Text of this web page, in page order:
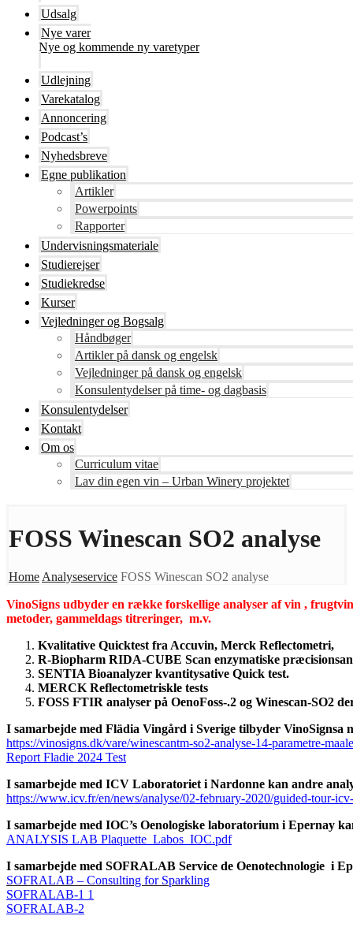
Udsalg
Nye varer
Nye og kommende ny varetyper
Udlejning
Varekatalog
Annoncering
Podcast’s
Nyhedsbreve
Egne publikation
Artikler
Powerpoints
Rapporter
Undervisningsmateriale
Studierejser
Studiekredse
Kurser
Vejledninger og Bogsalg
Håndbøger
Artikler på dansk og engelsk
Vejledninger på dansk og engelsk
Konsulentydelser på time- og dagbasis
Konsulentydelser
Kontakt
Om os
Curriculum vitae
Lav din egen vin – Urban Winery projektet
FOSS Winescan SO2 analyse
Home Analyseservice FOSS Winescan SO2 analyse
VinoSigns udbyder en række forskellige analyser af vin ,
metoder, gammeldags titreringer, m.v.
Kvalitative Quicktest fra Accuvin, Merck Reflectometri,
R-Biopharm RIDA-CUBE Scan enzymatiske
SENTIA Bioanalyzer kvantitysative Quick test.
MERCK Reflectometriskle tests
FOSS FTIR analyser på OenoFoss-.2 og Winescan-SO2
I samarbejde med Flädia Vingård i Sverige tilbyder
https://vinosigns.dk/vare/winescantm-so2-analyse-14-parametre-
Report Fladie 2024 Test
I samarbejde med ICV Laboratoriet i Nardonne kan andre
https://www.icv.fr/en/news/analyse/02-february-2020/guided-tour-
I samarbejde med IOC’s Oenologiske laboratorium i Epernay
ANALYSIS LAB Plaquette_Labos_IOC.pdf
I samarbejde med SOFRALAB Service de Oenotechnologie i
SOFRALAB – Consulting for Sparkling
SOFRALAB-1 1
SOFRALAB-2